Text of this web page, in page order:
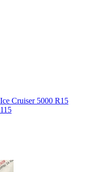
Cruiser 5000 R15